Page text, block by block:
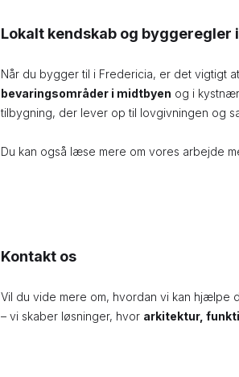
Lokalt kendskab og byggeregler
Når du bygger til i Fredericia, er det vigtigt
bevaringsområder i midtbyen og i
tilbygning, der lever op til lovgivningen og
Du kan også læse mere om vores arbejde
Kontakt os
Vil du vide mere om, hvordan vi kan hjælpe
– vi skaber løsninger, hvor arkitektur,